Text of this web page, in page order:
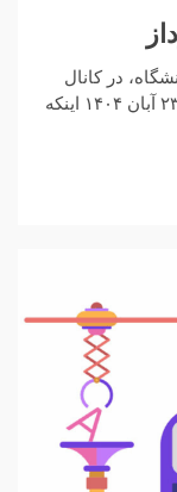
در کانال
تلگرامی شخصی‌اش به نام نور سیاه جمعه ۲۳ آبان ۱۴۰۴ اینکه